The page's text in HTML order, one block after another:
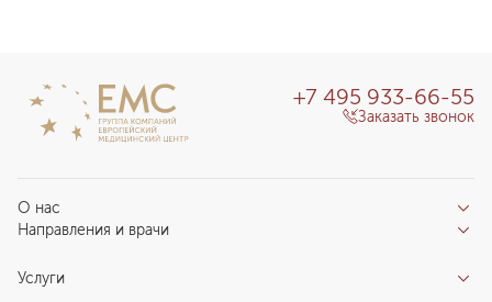
О нас
Отзывы пациентов
О клинике
Направления и врачи
Направления
Услуги
+7 495 933-66-55
Заказать звонок